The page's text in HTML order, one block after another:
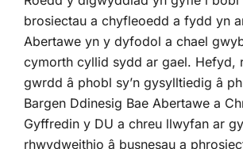
brosiectau a chyfleoedd a fydd yn
Abertawe yn y dyfodol a chael
cymorth cyllid sydd ar gael. Hefyd,
gwrdd â phobl sy’n gysylltiedig â
Bargen Ddinesig Bae Abertawe a
Gyffredin y DU a chreu llwyfan ar
rhwydweithio â busnesau a